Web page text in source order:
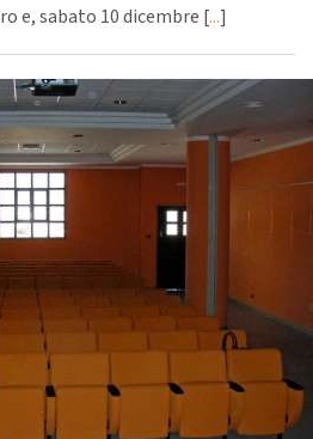
e, sabato 10 dicembre [...]